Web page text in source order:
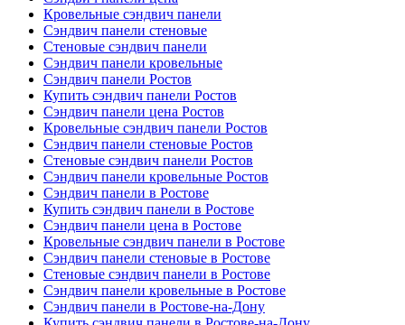
Кровельные сэндвич панели
Сэндвич панели стеновые
Стеновые сэндвич панели
Сэндвич панели кровельные
Сэндвич панели Ростов
Купить сэндвич панели Ростов
Сэндвич панели цена Ростов
Кровельные сэндвич панели Ростов
Сэндвич панели стеновые Ростов
Стеновые сэндвич панели Ростов
Сэндвич панели кровельные Ростов
Сэндвич панели в Ростове
Купить сэндвич панели в Ростове
Сэндвич панели цена в Ростове
Кровельные сэндвич панели в Ростове
Сэндвич панели стеновые в Ростове
Стеновые сэндвич панели в Ростове
Сэндвич панели кровельные в Ростове
Сэндвич панели в Ростове-на-Дону